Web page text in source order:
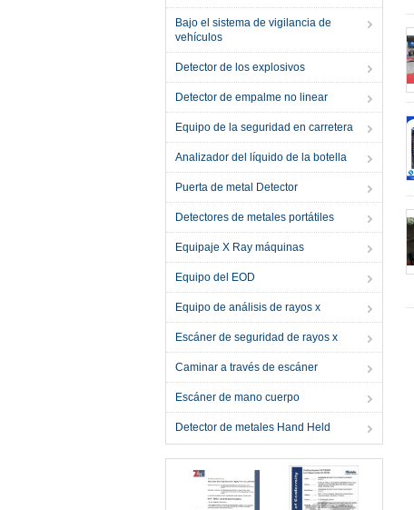
Bajo el sistema de vigilancia de
vehículos
Detector de los explosivos
Detector de empalme no linear
Equipo de la seguridad en carretera
Analizador del líquido de la botella
Puerta de metal Detector
Detectores de metales portátiles
Equipaje X Ray máquinas
Equipo del EOD
Equipo de análisis de rayos x
Escáner de seguridad de rayos x
Caminar a través de escáner
Escáner de mano cuerpo
Detector de metales Hand Held